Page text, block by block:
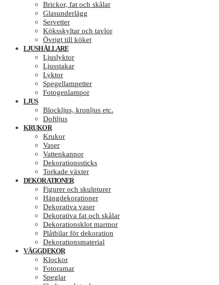
Brickor, fat och skålar
Glasunderlägg
Servetter
Köksskyltar och tavlor
Övrigt till köket
LJUSHÅLLARE
Ljuslyktor
Ljusstakar
Lyktor
Spegellampetter
Fotogenlampor
LJUS
Blockljus, kronljus etc.
Doftljus
KRUKOR
Krukor
Vaser
Vattenkannor
Dekorationssticks
Torkade växter
DEKORATIONER
Figurer och skulpturer
Hängdekorationer
Dekorativa vaser
Dekorativa fat och skålar
Dekorationsklot marmor
Plåtbilar för dekoration
Dekorationsmaterial
VÄGGDEKOR
Klockor
Fotoramar
Speglar